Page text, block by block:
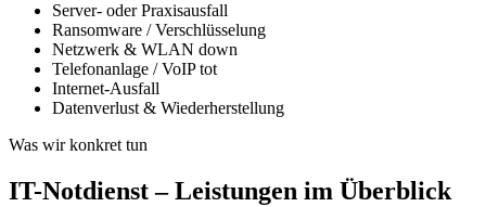
Server- oder Praxisausfall
Ransomware / Verschlüsselung
Netzwerk & WLAN down
Telefonanlage / VoIP tot
Internet-Ausfall
Datenverlust & Wiederherstellung
Was wir konkret tun
IT-Notdienst – Leistungen im Überblick